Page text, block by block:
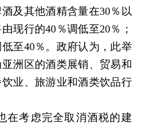
其他酒精含量在30％以
现行的40％调低至20％；
至40％。政府认为，此举
洲区的酒类展销、贸易和
业、旅游业和酒类饮品行
考虑完全取消酒税的建